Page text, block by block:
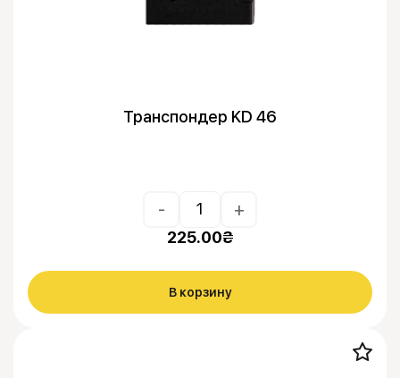
Транспондер KD 46
- +
225.00₴
В корзину